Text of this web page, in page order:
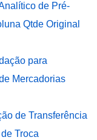
de Pré-
Qtde Original
para
Mercadorias
de Transferência
Troca